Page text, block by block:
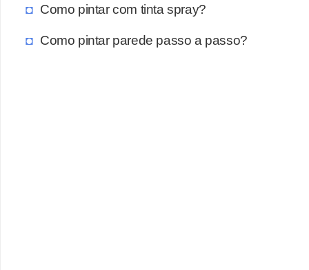
Como pintar com tinta spray?
Como pintar parede passo a passo?